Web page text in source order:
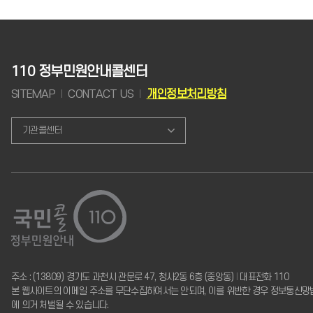
110 정부민원안내콜센터
SITEMAP CONTACT US 개인정보처리방침
기관콜센터
주소 : (13809) 경기도 과천시 관문로 47, 청사2동 6층 (중앙동)
대표전화 110
본 웹사이트의 이메일 주소를 무단수집하여서는 안되며, 이를 위반한 경우 정보통신망
에 의거 처벌될 수 있습니다.